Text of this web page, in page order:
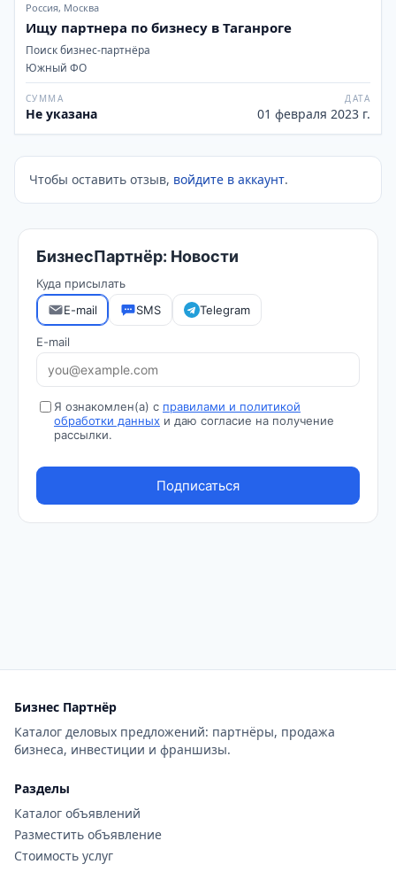
Россия, Москва
Ищу партнера по бизнесу в Таганроге
Поиск бизнес-партнёра
Южный ФО
СУММА
Не указана
ДАТА
01 февраля 2023 г.
Чтобы оставить отзыв, войдите в аккаунт.
Бизнес Партнёр
Каталог деловых предложений: партнёры, продажа
бизнеса, инвестиции и франшизы.
Разделы
Каталог объявлений
Разместить объявление
Стоимость услуг